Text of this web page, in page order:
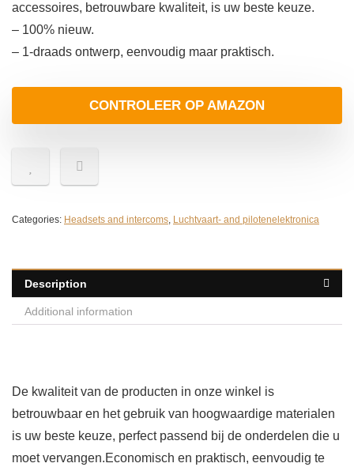
accessoires, betrouwbare kwaliteit, is uw beste keuze.
– 100% nieuw.
– 1-draads ontwerp, eenvoudig maar praktisch.
CONTROLEER OP AMAZON
Categories: Headsets and intercoms, Luchtvaart- and pilotenelektronica
Description
Additional information
De kwaliteit van de producten in onze winkel is
betrouwbaar en het gebruik van hoogwaardige materialen
is uw beste keuze, perfect passend bij de onderdelen die u
moet vervangen.Economisch en praktisch, eenvoudig te